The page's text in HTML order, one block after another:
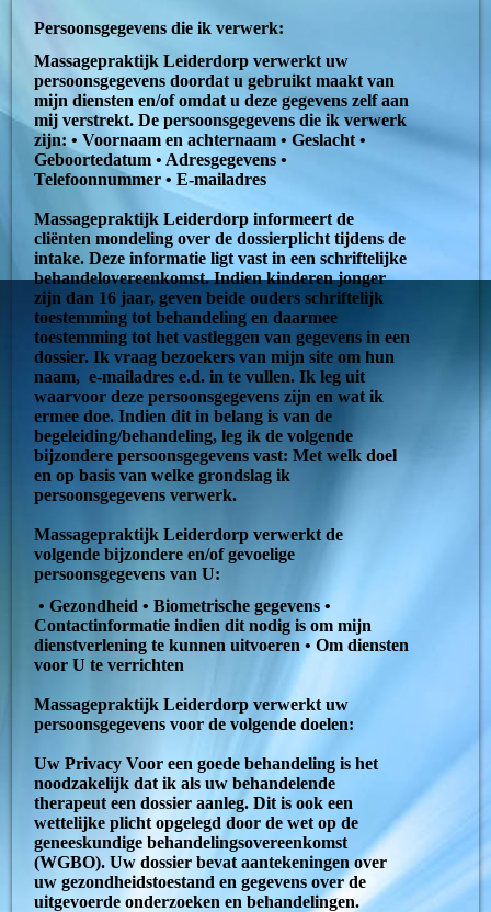
Persoonsgegevens die ik verwerk:
Massagepraktijk Leiderdorp verwerkt uw
persoonsgegevens doordat u gebruikt maakt van
mijn diensten en/of omdat u deze gegevens zelf aan
mij verstrekt. De persoonsgegevens die ik verwerk
zijn: • Voornaam en achternaam • Geslacht •
Geboortedatum • Adresgegevens •
Telefoonnummer • E-mailadres
Massagepraktijk Leiderdorp informeert de
cliënten mondeling over de dossierplicht tijdens de
intake. Deze informatie ligt vast in een schriftelijke
behandelovereenkomst. Indien kinderen jonger
zijn dan 16 jaar, geven beide ouders schriftelijk
toestemming tot behandeling en daarmee
toestemming tot het vastleggen van gegevens in een
dossier. Ik vraag bezoekers van mijn site om hun
naam, e-mailadres e.d. in te vullen. Ik leg uit
waarvoor deze persoonsgegevens zijn en wat ik
ermee doe. Indien dit in belang is van de
begeleiding/behandeling, leg ik de volgende
bijzondere persoonsgegevens vast: Met welk doel
en op basis van welke grondslag ik
persoonsgegevens verwerk.
Massagepraktijk Leiderdorp verwerkt de
volgende bijzondere en/of gevoelige
persoonsgegevens van U:
• Gezondheid • Biometrische gegevens •
Contactinformatie indien dit nodig is om mijn
dienstverlening te kunnen uitvoeren • Om diensten
voor U te verrichten
Massagepraktijk Leiderdorp verwerkt uw
persoonsgegevens voor de volgende doelen:
Uw Privacy Voor een goede behandeling is het
noodzakelijk dat ik als uw behandelende
therapeut een dossier aanleg. Dit is ook een
wettelijke plicht opgelegd door de wet op de
geneeskundige behandelingsovereenkomst
(WGBO). Uw dossier bevat aantekeningen over
uw gezondheidstoestand en gegevens over de
uitgevoerde onderzoeken en behandelingen.